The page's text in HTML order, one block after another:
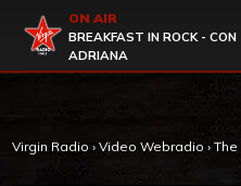
Virgin Radio
ON AIR
BREAKFAST IN ROCK - CON
ADRIANA
Virgin Radio › Video Webradio › The